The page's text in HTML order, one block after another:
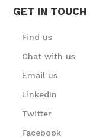
GET IN TOUCH
Find us
Chat with us
Email us
LinkedIn
Twitter
Facebook